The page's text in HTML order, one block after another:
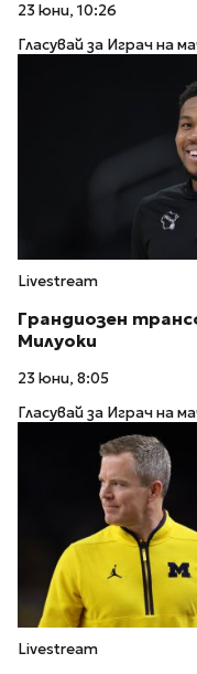
23 юни, 10:26
Гласувай за Играч на
Livestream
Грандиозен
Милуоки
23 юни, 8:05
Гласувай за Играч на
Livestream